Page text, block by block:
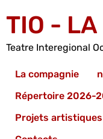
TIO - LA
Teatre Interegional
La compagnie
Répertoire 2026-
Projets artistiques